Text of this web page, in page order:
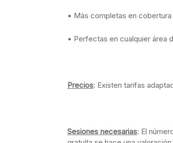
• Más completas en cobertura
• Perfectas en cualquier área
Precios: Existen tarifas
Sesiones necesarias: El